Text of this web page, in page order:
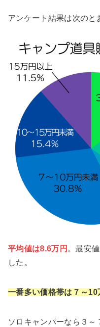
アンケート結果は次のと
平均値は8.6万円 。最安
した。
一番多い価格帯は７～10
ソロキャンパーなら３～